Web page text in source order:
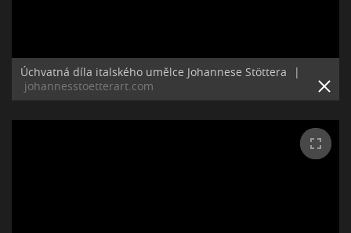
Úchvatná díla italského umělce Johannese Stöttera
|
johannesstoetterart.com